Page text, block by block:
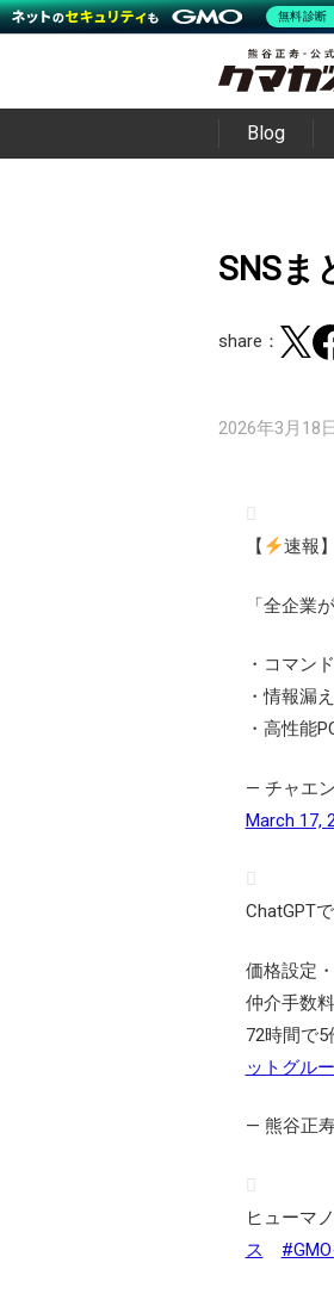
Blog
SNSま
share：
2026年3月18日
【 速報
「全企業
・コマン
・情報漏
・高性能
— チャエ
March 17,
ChatGPT
価格設定
仲介手数
72時間で
ットグル
— 熊谷正
ヒューマ
ス
無料診断